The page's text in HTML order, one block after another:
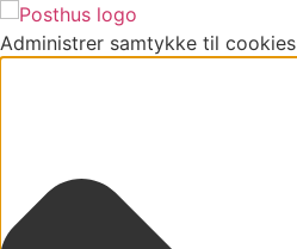
Administrer samtykke til cookies